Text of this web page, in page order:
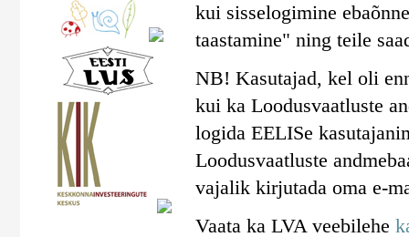
kui sisselogimine
taastamine" ning teile
NB! Kasutajad, kel oli
kui ka Loodusvaatluste
logida EELISe
Loodusvaatluste
vajalik kirjutada oma e-
Vaata ka LVA veebilehe